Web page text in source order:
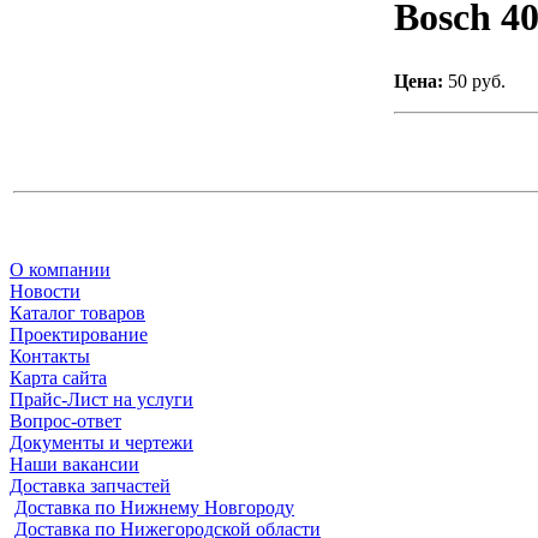
Bosch
Цена: 50 руб.
О компании
Новости
Каталог товаров
Проектирование
Контакты
Карта сайта
Прайс-Лист на услуги
Вопрос-ответ
Документы и чертежи
Наши вакансии
Доставка запчастей
Доставка по Нижнему Новгороду
Доставка по Нижегородской области